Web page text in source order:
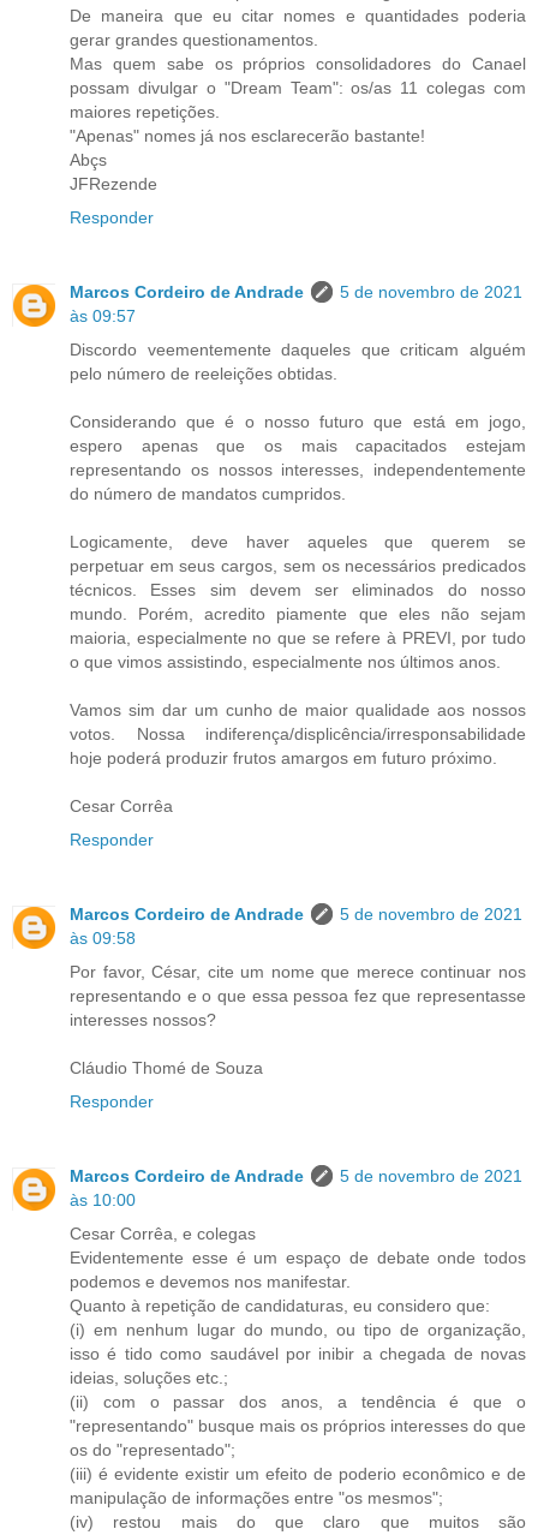
De maneira que eu citar nomes e quantidades poderia
gerar grandes questionamentos.
Mas quem sabe os próprios consolidadores do Canael
possam divulgar o "Dream Team": os/as 11 colegas com
maiores repetições.
"Apenas" nomes já nos esclarecerão bastante!
Abçs
JFRezende
Responder
Marcos Cordeiro de Andrade
5 de novembro de 2021
às 09:57
Discordo veementemente daqueles que criticam alguém
pelo número de reeleições obtidas.
Considerando que é o nosso futuro que está em jogo,
espero apenas que os mais capacitados estejam
representando os nossos interesses, independentemente
do número de mandatos cumpridos.
Logicamente, deve haver aqueles que querem se
perpetuar em seus cargos, sem os necessários predicados
técnicos. Esses sim devem ser eliminados do nosso
mundo. Porém, acredito piamente que eles não sejam
maioria, especialmente no que se refere à PREVI, por tudo
o que vimos assistindo, especialmente nos últimos anos.
Vamos sim dar um cunho de maior qualidade aos nossos
votos. Nossa indiferença/displicência/irresponsabilidade
hoje poderá produzir frutos amargos em futuro próximo.
Cesar Corrêa
Responder
Marcos Cordeiro de Andrade
5 de novembro de 2021
às 09:58
Por favor, César, cite um nome que merece continuar nos
representando e o que essa pessoa fez que representasse
interesses nossos?
Cláudio Thomé de Souza
Responder
Marcos Cordeiro de Andrade
5 de novembro de 2021
às 10:00
Cesar Corrêa, e colegas
Evidentemente esse é um espaço de debate onde todos
podemos e devemos nos manifestar.
Quanto à repetição de candidaturas, eu considero que:
(i) em nenhum lugar do mundo, ou tipo de organização,
isso é tido como saudável por inibir a chegada de novas
ideias, soluções etc.;
(ii) com o passar dos anos, a tendência é que o
"representando" busque mais os próprios interesses do que
os do "representado";
(iii) é evidente existir um efeito de poderio econômico e de
manipulação de informações entre "os mesmos";
(iv) restou mais do que claro que muitos são